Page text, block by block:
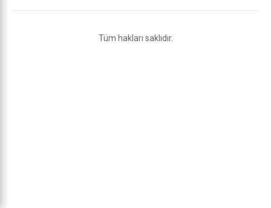
Tüm hakları saklıdır.